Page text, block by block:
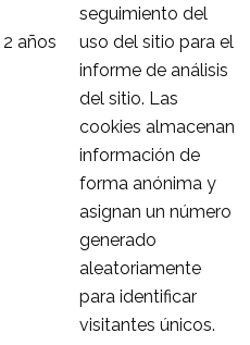
2 años
seguimiento del
uso del sitio para el
informe de análisis
del sitio. Las
cookies almacenan
información de
forma anónima y
asignan un número
generado
aleatoriamente
para identificar
visitantes únicos.